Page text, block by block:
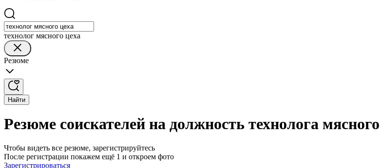
технолог мясного цеха
Резюме
Найти
Резюме соискателей на должность технолога
Чтобы видеть все резюме, зарегистрируйтесь
После регистрации покажем ещё 1 и откроем фото
Зарегистрироваться